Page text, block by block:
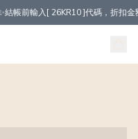
帳前輸入[ 26KR10 ]代碼，折扣金